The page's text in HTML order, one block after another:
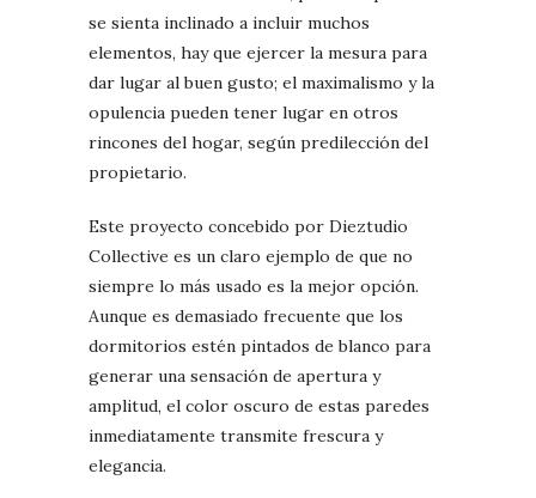
se sienta inclinado a incluir muchos
elementos, hay que ejercer la mesura para
dar lugar al buen gusto; el maximalismo y la
opulencia pueden tener lugar en otros
rincones del hogar, según predilección del
propietario.
Este proyecto concebido por Dieztudio
Collective es un claro ejemplo de que no
siempre lo más usado es la mejor opción.
Aunque es demasiado frecuente que los
dormitorios estén pintados de blanco para
generar una sensación de apertura y
amplitud, el color oscuro de estas paredes
inmediatamente transmite frescura y
elegancia.